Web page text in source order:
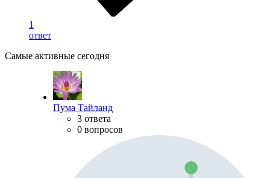
1
ответ
Самые активные сегодня
Пума Тайланд
3 ответа
0 вопросов